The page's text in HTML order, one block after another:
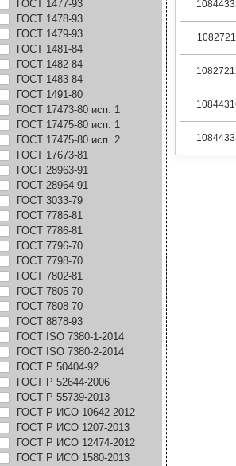
ГОСТ 1477-93
ГОСТ 1478-93
ГОСТ 1479-93
ГОСТ 1481-84
ГОСТ 1482-84
ГОСТ 1483-84
ГОСТ 1491-80
ГОСТ 17473-80 исп. 1
ГОСТ 17475-80 исп. 1
ГОСТ 17475-80 исп. 2
ГОСТ 17673-81
ГОСТ 28963-91
ГОСТ 28964-91
ГОСТ 3033-79
ГОСТ 7785-81
ГОСТ 7786-81
ГОСТ 7796-70
ГОСТ 7798-70
ГОСТ 7802-81
ГОСТ 7805-70
ГОСТ 7808-70
ГОСТ 8878-93
ГОСТ ISO 7380-1-2014
ГОСТ ISO 7380-2-2014
ГОСТ Р 50404-92
ГОСТ Р 52644-2006
ГОСТ Р 55739-2013
ГОСТ Р ИСО 10642-2012
ГОСТ Р ИСО 1207-2013
ГОСТ Р ИСО 12474-2012
ГОСТ Р ИСО 1580-2013